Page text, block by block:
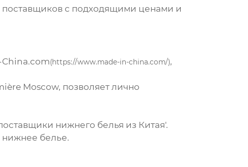
поставщиковс подходящими ценами и
(https://www.made-in-china.com/),
Moscow, позволяет лично
нижнего белья из Китая'.
нижнее белье.